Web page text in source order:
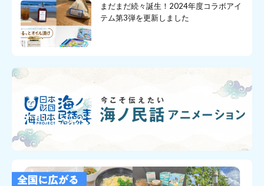
まだまだ続々誕生！2024年度コラボアイ
テム第3弾を更新しました